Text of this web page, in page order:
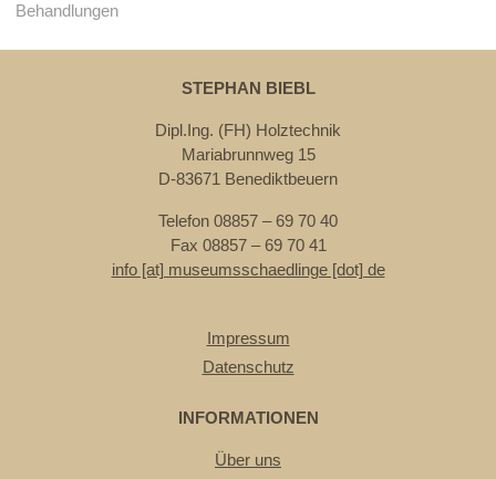
Behandlungen
STEPHAN BIEBL
Dipl.Ing. (FH) Holztechnik
Mariabrunnweg 15
D-83671 Benediktbeuern
Telefon 08857 – 69 70 40
Fax 08857 – 69 70 41
info [at] museumsschaedlinge [dot] de
Impressum
Datenschutz
INFORMATIONEN
Über uns